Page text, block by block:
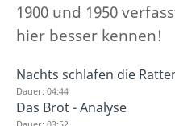
1900 und 1950
hier besser kennen!
Nachts schlafen die
Dauer: 04:44
Das Brot - Analyse